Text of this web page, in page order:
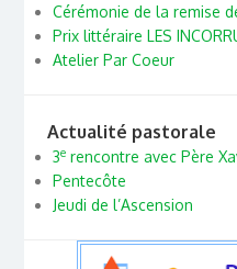
Cérémonie de la remise
Prix littéraire LES
Atelier Par Coeur
Actualité pastorale
3erencontre avec Père
Pentecôte
Jeudi de l’Ascension